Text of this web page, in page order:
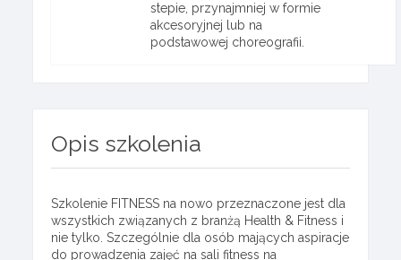
stepie, przynajmniej w formie
akcesoryjnej lub na
podstawowej choreografii.
Opis szkolenia
Szkolenie FITNESS na nowo przeznaczone jest dla
wszystkich związanych z branżą Health & Fitness i
nie tylko. Szczególnie dla osób mających aspiracje
do prowadzenia zajęć na sali fitness na